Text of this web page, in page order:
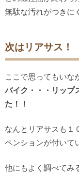
無駄な汚れがつきに
次はリアサス！
ここで思ってもいな
バイク・・・リップ
た！！
なんとリアサスも１
ペンションが付いて
他にもよく調べてみ